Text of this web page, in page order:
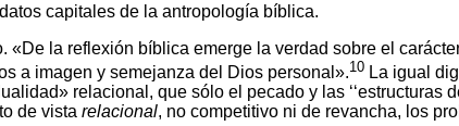
capitales de la antropología bíblica.
«De la reflexión bíblica emerge la verdad sobre el
a imagen y semejanza del Dios personal».10 La igual
relacional, que sólo el pecado y las
de vista relacional, no competitivo ni de revancha, los